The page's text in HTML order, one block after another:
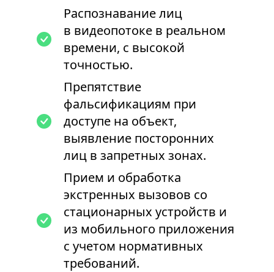
Распознавание лиц
в видеопотоке в реальном
времени, с высокой
точностью.
Препятствие
фальсификациям при
доступе на объект,
выявление посторонних
лиц в запретных зонах.
Прием и обработка
экстренных вызовов со
стационарных устройств и
из мобильного приложения
с учетом нормативных
требований.